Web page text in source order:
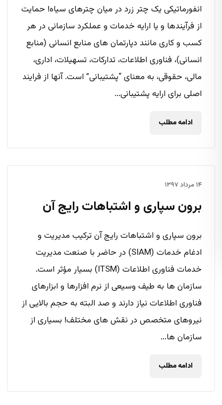
انفورماتیکی یک چتر زرد در میان چترهای سیاه! حمایت
از فرآیندها و یا ارایه خدمات و عملکرد سازمانی در هر
کسب و کاری مانند دپارتمان های منابع انسانی (منابع
انسانی)، فناوری اطلاعات، تدارکات، تسهیلات، اداری،
مالی، حقوقی، به معنای “پشتیبانی” است. آنها از فرایند
اصلی برای ارایه پشتیبانی...
ادامه مطلب
۱۴ مرداد ۱۳۹۷
برون سپاری و اشتباهات رایج آن
برون سپاری و اشتباهات رایج آن ترکیب مدیریت و
ادغام خدمات (SIAM) در حاضر با صنعت مدیریت
خدمات فناوری اطلاعات (ITSM) بسیار مؤثر است.
سازمان ها به طیف وسیعی از نرم افزارها و ابزارهای
فناوری اطلاعات نیاز دارند و صد البته به حجم بالایی از
نیروهای متخصص در نقش های مختلف! بسیاری از
سازمان ها...
ادامه مطلب